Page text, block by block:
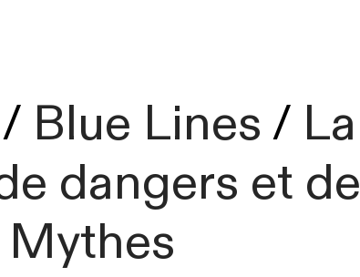
/ Blue Lines/ La
dangers et de
Mythes